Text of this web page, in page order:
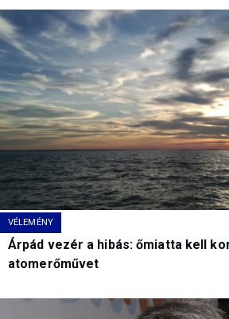
VÉLEMÉNY
Árpád vezér a hibás: őmiatta kell
atomerőművet